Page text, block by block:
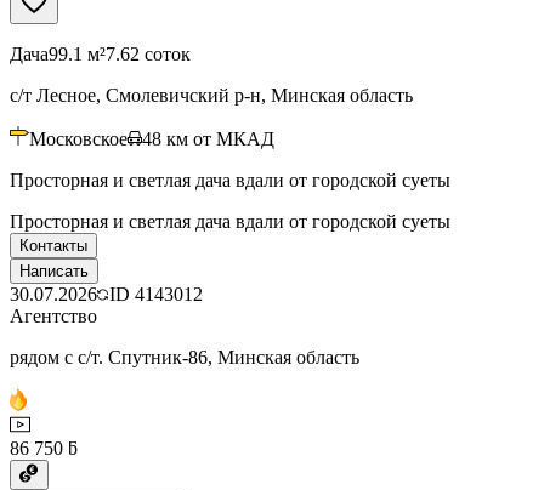
Дача99.1 м²7.62 соток
с/т Лесное, Смолевичский р-н, Минская область
Московское 48 км от МКАД
Просторная и светлая дача вдали от городской суеты
Просторная и светлая дача вдали от городской суеты
Контакты
Написать
30.07.2026 ID 4143012
Агентство
рядом с с/т. Спутник-86, Минская область
86 750 ƃ